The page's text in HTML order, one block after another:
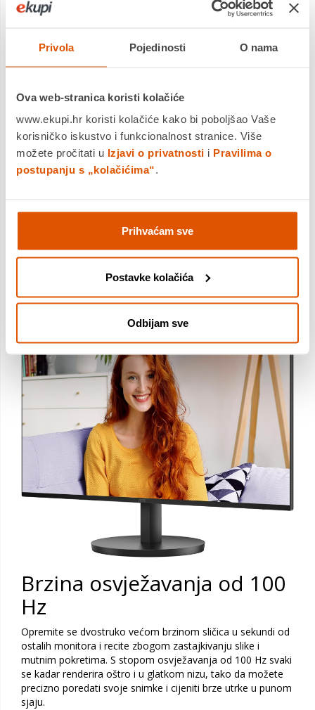
Privola Pojedinosti O nama
Ova web-stranica koristi kolačiće
www.ekupi.hr koristi kolačiće kako bi poboljšao Vaše
korisničko iskustvo i funkcionalnost stranice. Više
možete pročitati u Izjavi o privatnosti i Pravilima o
postupanju s „kolačićima“.
Prihvaćam sve
Postavke kolačića
Odbijam sve
FHD rezolucija
Želite gledati Blu-ray film u punoj kvaliteti, uživati ​​u igrama u
visokoj razlučivosti ili čitati oštar tekst u uredskim
aplikacijama? Zahvaljujući svojoj Full HD razlučivosti od
1920 x 1080 piksela, ovaj vam monitor omogućuje upravo
detaljima bez potrebe za vrhunskom grafičkom karticom ili
trošenja puno resursa vašeg sustava.
Brzina osvježavanja od 100
Hz
Opremite se dvostruko većom brzinom sličica u sekundi od
ostalih monitora i recite zbogom zastajkivanju slike i
mutnim pokretima. S stopom osvježavanja od 100 Hz svaki
se kadar renderira oštro i u glatkom nizu, tako da možete
precizno poredati svoje snimke i cijeniti brze utrke u punom
sjaju.